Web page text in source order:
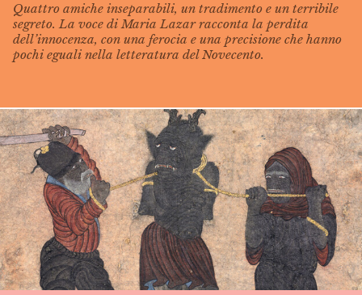
Quattro amiche inseparabili, un tradimento e un terribile
segreto. La voce di Maria Lazar racconta la perdita
dell’innocenza, con una ferocia e una precisione che hanno
pochi eguali nella letteratura del Novecento.